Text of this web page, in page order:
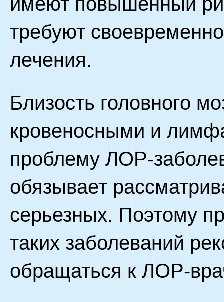
требуют
лечения.
Близость головного
кровеносными и
проблему ЛОР-
обязывает
серьезных. Поэтому
таких заболеваний
обращаться к ЛОР-